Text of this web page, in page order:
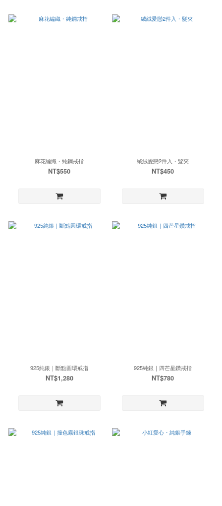
麻花編織・純鋼戒指
NT$550
絨絨愛戀2件入・髮夾
NT$450
925純銀｜斷點圓環戒指
NT$1,280
925純銀｜四芒星鑽戒指
NT$780